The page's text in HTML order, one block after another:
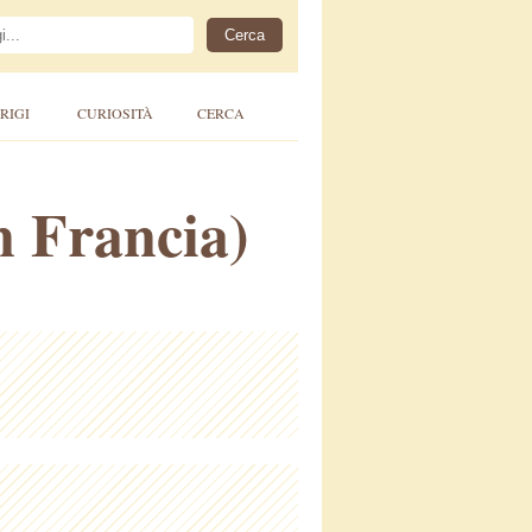
CURIOSITÀ CERCA
Francia)